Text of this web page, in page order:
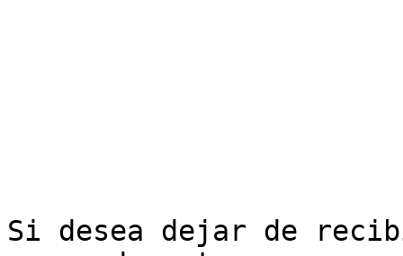
Si desea dejar de